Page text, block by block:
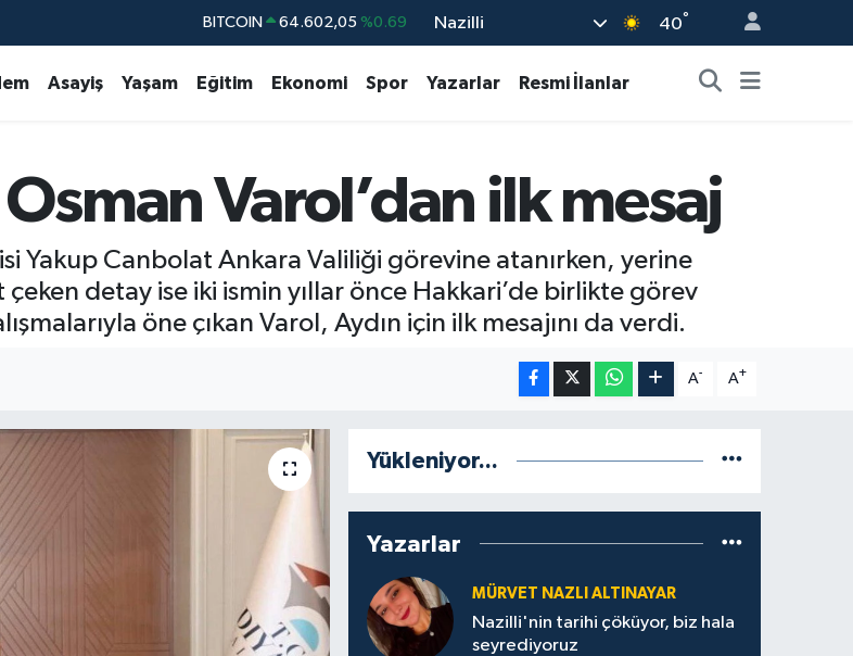
DOLAR 47,5986 %0.06
BİST100 13.768 %48
BITCOIN 64.602,05 %0.69
Nazilli 40°
Asayiş Yaşam Eğitim Ekonomi Spor Yazarlar Resmi İlanlar
Varol’dan ilk mesaj
Yakup Canbolat Ankara Valiliği görevine atanırken, yerine
detay ise iki ismin yıllar önce Hakkari’de birlikte görev
öne çıkan Varol, Aydın için ilk mesajını da verdi.
A- A+
Yükleniyor...
Yazarlar
MÜRVET NAZLI ALTINAYAR
Nazilli'nin tarihi çöküyor, biz hala
seyrediyoruz